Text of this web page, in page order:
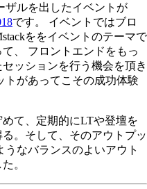
ザルを出したイベントが
です。 イベントではブロ
ををイベントのテーマで
、 フロントエンドをもっ
ッションを行う機会を頂き
トがあってこその成功体験
て、定期的にLTや登壇を
。そして、そのアウトプッ
うなバランスのよいアウト
。